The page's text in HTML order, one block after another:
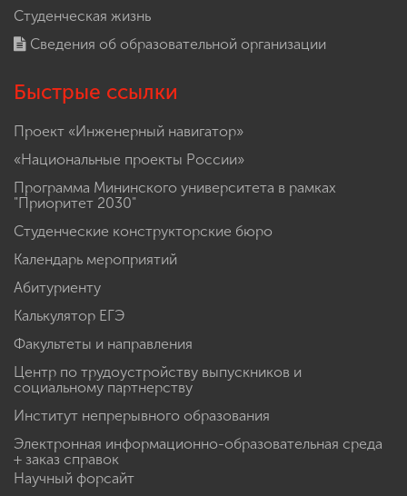
Студенческая жизнь
Сведения об образовательной организации
Быстрые ссылки
Проект «Инженерный навигатор»
«Национальные проекты России»
Программа Мининского университета в рамках
"Приоритет 2030"
Студенческие конструкторские бюро
Календарь мероприятий
Абитуриенту
Калькулятор ЕГЭ
Факультеты и направления
Центр по трудоустройству выпускников и
социальному партнерству
Институт непрерывного образования
Электронная информационно-образовательная среда
+ заказ справок
Научный форсайт